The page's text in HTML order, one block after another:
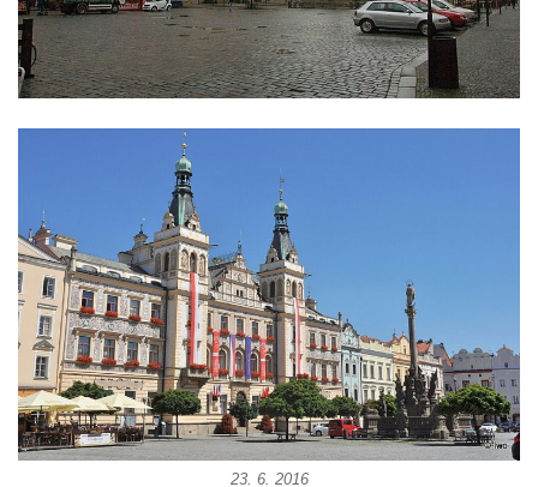
Sloup Nejsvětější Trojice na Tyršově
náměstí v Cítolibech
Torzo sloupu svatého Josefa na návsi ve
Sloup se sochou Piety v Kostelní ulici ve
Sloup Panny Marie u kaple v Brníkově
Socha svatého Prokopa na návsi v
Ředhošti
Sloup se sochou Piety na Mírovém náměstí
v Postoloprtech
Sloup svatého Václava u hřbitova v
Postoloprtech
Sloup Panny Marie na jižním okraji Mařenic
23. 6. 2016